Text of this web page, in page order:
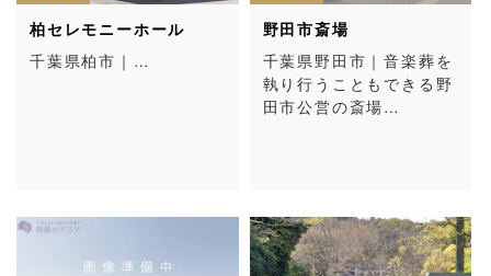
柏セレモニーホール
千葉県柏市｜…
野田市斎場
千葉県野田市｜音楽葬を
執り行うこともできる野
田市公営の斎場…